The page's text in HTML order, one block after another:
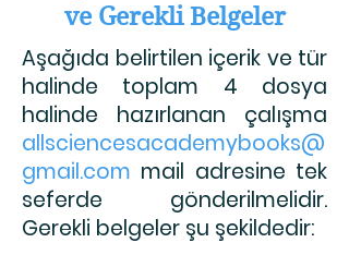
ve Gerekli Belgeler
Aşağıda belirtilen içerik ve tür
halinde toplam 4 dosya
halinde hazırlanan çalışma
allsciencesacademybooks@
gmail.com mail adresine tek
seferde gönderilmelidir.
Gerekli belgeler şu şekildedir: